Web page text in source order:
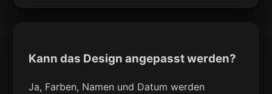
Kann das Design angepasst werden?
Ja, Farben, Namen und Datum werden